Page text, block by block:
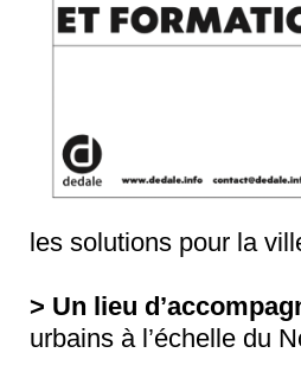
les solutions pour la
> Un lieu
urbains à l’échelle du